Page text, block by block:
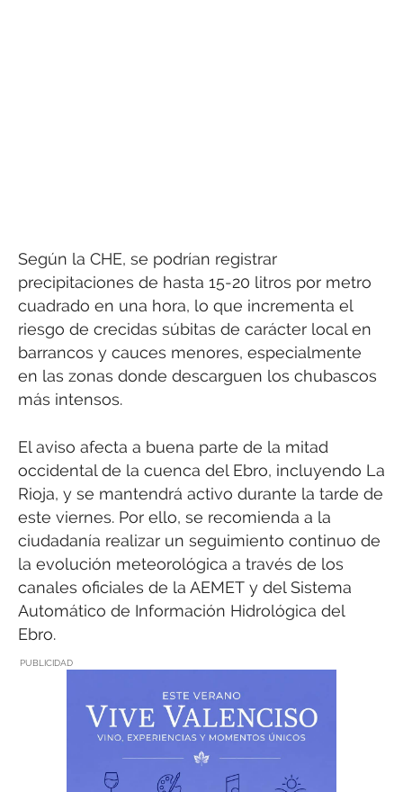
Según la CHE, se podrían registrar
precipitaciones de hasta 15-20 litros por metro
cuadrado en una hora, lo que incrementa el
riesgo de crecidas súbitas de carácter local en
barrancos y cauces menores, especialmente
en las zonas donde descarguen los chubascos
más intensos.
El aviso afecta a buena parte de la mitad
occidental de la cuenca del Ebro, incluyendo La
Rioja, y se mantendrá activo durante la tarde de
este viernes. Por ello, se recomienda a la
ciudadanía realizar un seguimiento continuo de
la evolución meteorológica a través de los
canales oficiales de la AEMET y del Sistema
Automático de Información Hidrológica del
Ebro.
PUBLICIDAD